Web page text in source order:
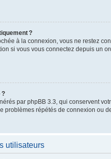
?
à la connexion, vous ne restez
si vous vous connectez depuis un
?
par phpBB 3.3, qui conservent
problèmes répétés de connexion ou
utilisateurs